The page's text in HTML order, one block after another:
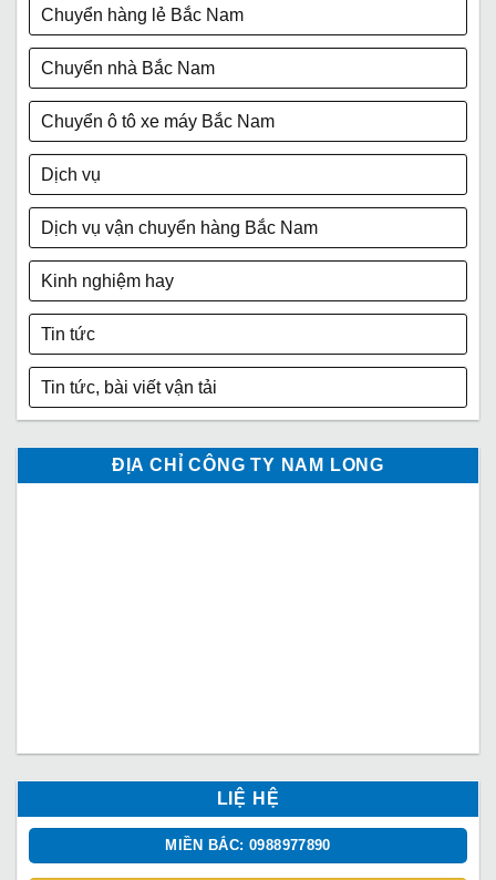
Chuyển hàng lẻ Bắc Nam
Chuyển nhà Bắc Nam
Chuyển ô tô xe máy Bắc Nam
Dịch vụ
Dịch vụ vận chuyển hàng Bắc Nam
Kinh nghiệm hay
Tin tức
Tin tức, bài viết vận tải
ĐỊA CHỈ CÔNG TY NAM LONG
LIỆ HỆ
MIỀN BẮC: 0988977890